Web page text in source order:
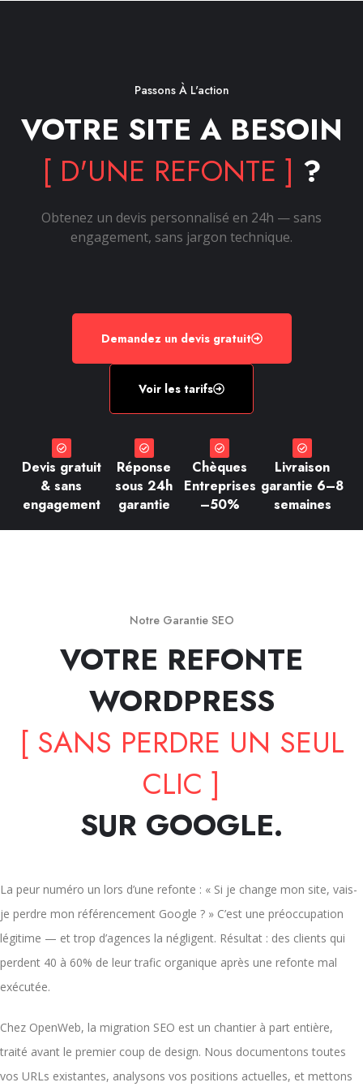
Passons À L'action
VOTRE SITE A BESOIN
[ D'UNE REFONTE ] ?
Obtenez un devis personnalisé en 24h — sans
engagement, sans jargon technique.
Demandez un devis gratuit
Voir les tarifs
Devis gratuit
& sans
engagement
Réponse
sous 24h
garantie
Chèques
Entreprises
–50%
Livraison
garantie 6–8
semaines
Notre Garantie SEO
VOTRE REFONTE
WORDPRESS
[ SANS PERDRE UN SEUL
CLIC ]
SUR GOOGLE.
La peur numéro un lors d’une refonte : « Si je change mon site, vais-
je perdre mon référencement Google ? » C’est une préoccupation
légitime — et trop d’agences la négligent. Résultat : des clients qui
perdent 40 à 60% de leur trafic organique après une refonte mal
exécutée.
Chez OpenWeb, la migration SEO est un chantier à part entière,
traité avant le premier coup de design. Nous documentons toutes
vos URLs existantes, analysons vos positions actuelles, et mettons